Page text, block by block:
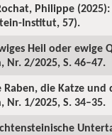
Philippe
Institut, 57).
Heil oder
Nr. 2/2025, S. 46–47.
Raben, die Katze
Nr. 1/2025, S. 34–35.